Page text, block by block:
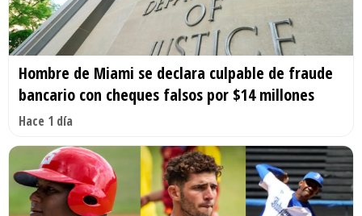
Hombre de Miami se declara culpable de fraude
bancario con cheques falsos por $14 millones
Hace 1 día